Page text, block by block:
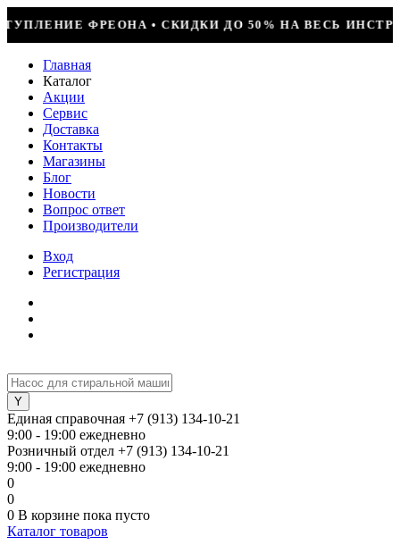
НА ВЕСЬ ИНСТРУМЕНТ • КОМПРЕССОР
Главная
Каталог
Акции
Сервис
Доставка
Контакты
Магазины
Блог
Новости
Вопрос ответ
Производители
Вход
Регистрация
Единая справочная +7 (913) 134-10-21
9:00 - 19:00 ежедневно
Розничный отдел +7 (913) 134-10-21
9:00 - 19:00 ежедневно
0
0
0 В корзине пока пусто
Каталог товаров